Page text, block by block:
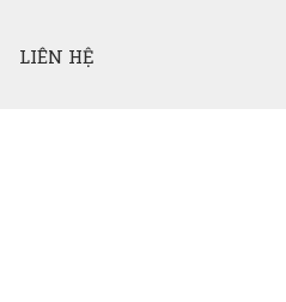
LIÊN HỆ